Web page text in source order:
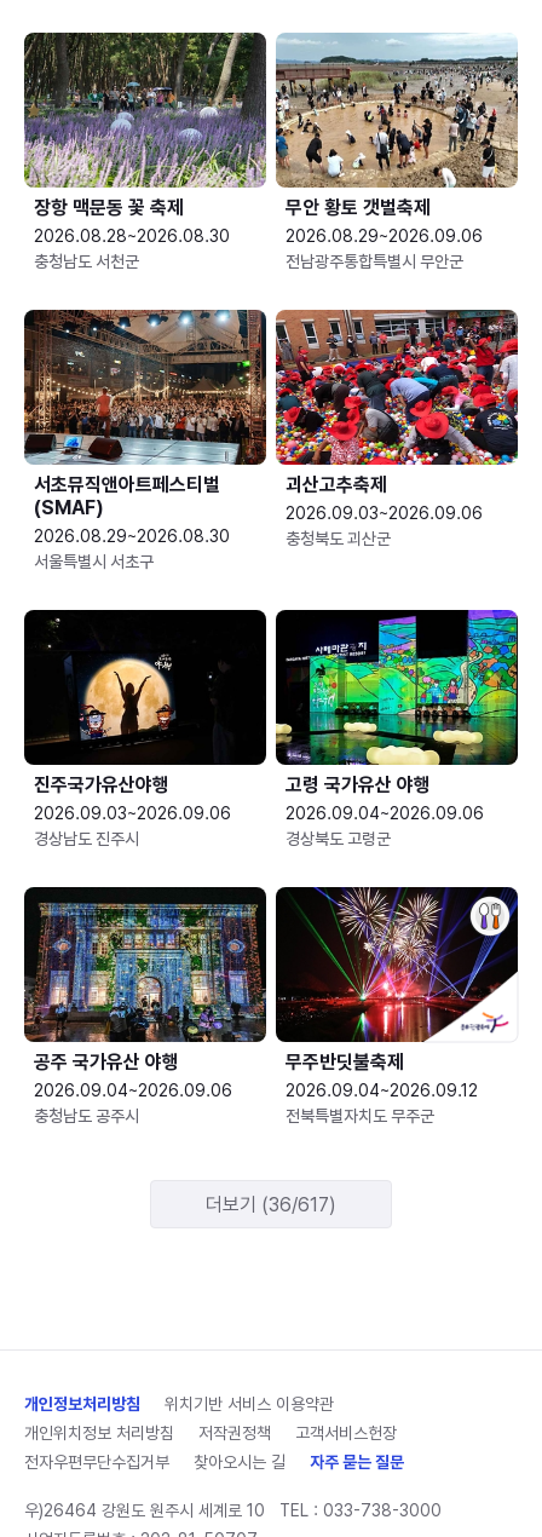
장항 맥문동 꽃 축제
2026.08.28~2026.08.30
충청남도 서천군
무안 황토 갯벌축제
2026.08.29~2026.09.06
전남광주통합특별시 무안군
서초뮤직앤아트페스티벌
(SMAF)
2026.08.29~2026.08.30
서울특별시 서초구
괴산고추축제
2026.09.03~2026.09.06
충청북도 괴산군
진주국가유산야행
2026.09.03~2026.09.06
경상남도 진주시
고령 국가유산 야행
2026.09.04~2026.09.06
경상북도 고령군
공주 국가유산 야행
2026.09.04~2026.09.06
충청남도 공주시
무주반딧불축제
2026.09.04~2026.09.12
전북특별자치도 무주군
더보기 (36/617)
개인정보처리방침
위치기반 서비스 이용약관
개인위치정보 처리방침
저작권정책
고객서비스헌장
전자우편무단수집거부
찾아오시는 길 자주 묻는 질문
우)26464 강원도 원주시 세계로 10 TEL : 033-738-3000